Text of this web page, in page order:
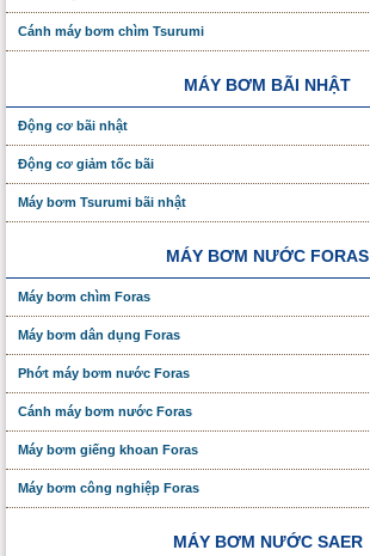
Cánh máy bơm chìm Tsurumi
MÁY BƠM BÃI NHẬT
Động cơ bãi nhật
Động cơ giảm tốc bãi
Máy bơm Tsurumi bãi nhật
MÁY BƠM NƯỚC FORAS
Máy bơm chìm Foras
Máy bơm dân dụng Foras
Phớt máy bơm nước Foras
Cánh máy bơm nước Foras
Máy bơm giếng khoan Foras
Máy bơm công nghiệp Foras
MÁY BƠM NƯỚC SAER